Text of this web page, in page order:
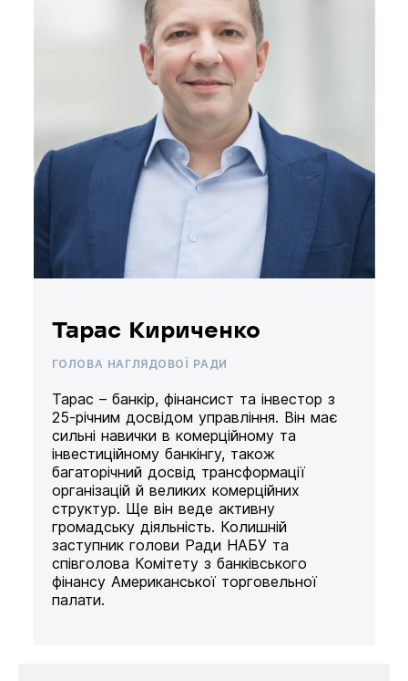
Тарас Кириченко
ГОЛОВА НАГЛЯДОВОЇ РАДИ
Тарас – банкір, фінансист та інвестор з
25-річним досвідом управління. Він має
сильні навички в комерційному та
інвестиційному банкінгу, також
багаторічний досвід трансформації
організацій й великих комерційних
структур. Ще він веде активну
громадську діяльність. Колишній
заступник голови Ради НАБУ та
співголова Комітету з банківського
фінансу Американської торговельної
палати.